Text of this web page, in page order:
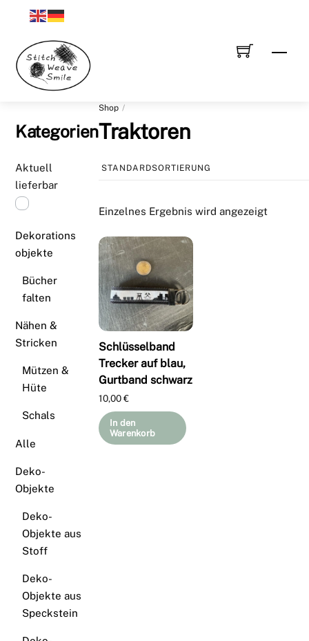
content
Shop
Traktoren
Einzelnes Ergebnis wird angezeigt
Schlüsselband
Trecker auf blau,
Gurtband schwarz
10,00€
In den
Warenkorb
Kategorien
Aktuell
lieferbar
Dekorations
objekte
Bücher
falten
Nähen &
Stricken
Mützen &
Hüte
Schals
Alle
Deko-
Objekte
Deko-
Objekte aus
Stoff
Deko-
Objekte aus
Speckstein